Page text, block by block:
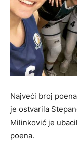
Najveći broj
je ostvarila
Milinković je
poena.